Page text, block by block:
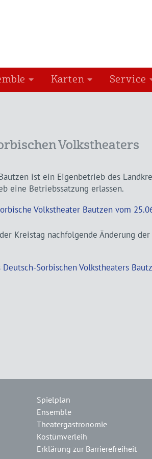
Karten Service
Volkstheaters
ist ein Eigenbetrieb des
eine Betriebssatzung erlassen.
Volkstheater Bautzen vom
Kreistag nachfolgende Änderung
Sorbischen Volkstheaters
Spielplan
Ensemble
Theatergastronomie
Kostümverleih
Erklärung zur Barrierefreiheit